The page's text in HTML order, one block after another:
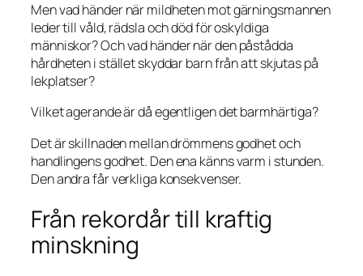
Men vad händer när mildheten mot gärningsmannen
leder till våld, rädsla och död för oskyldiga
människor? Och vad händer när den påstådda
hårdheten i stället skyddar barn från att skjutas på
lekplatser?
Vilket agerande är då egentligen det barmhärtiga?
Det är skillnaden mellan drömmens godhet och
handlingens godhet. Den ena känns varm i stunden.
Den andra får verkliga konsekvenser.
Från rekordår till kraftig
minskning